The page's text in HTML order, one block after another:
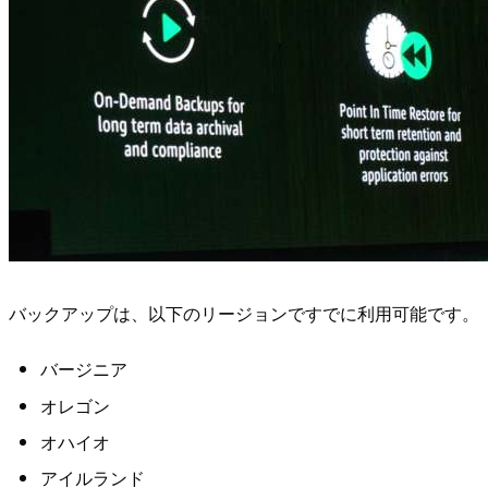
バックアップは、以下のリージョンですでに利用可能です。
バージニア
オレゴン
オハイオ
アイルランド